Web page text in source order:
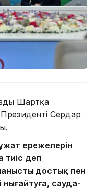
Шартқа
Сердар
ережелерін
тиіс деп
достық пен
нығайтуға, сауда-